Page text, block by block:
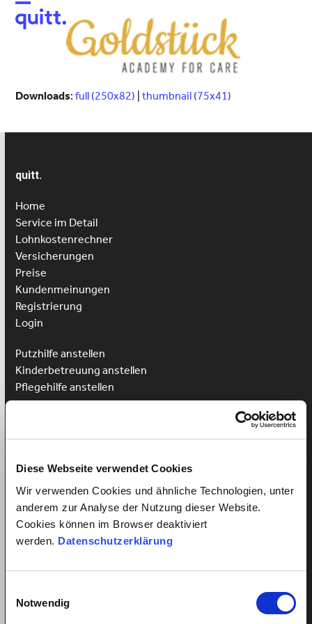
Diese Webseite verwendet Cookies
Wir verwenden Cookies und ähnliche Technologien, unter
anderem zur Analyse der Nutzung dieser Website.
Cookies können im Browser deaktiviert
werden. Datenschutzerklärung
Notwendig
Open
mobile
Close
mobile
Downloads:full (250x82) |thumbnail (75x41)
quitt.
Home
Service im Detail
Lohnkostenrechner
Versicherungen
Preise
Kundenmeinungen
Registrierung
Login
Putzhilfe anstellen
Kinderbetreuung anstellen
Pflegehilfe anstellen
Sprachkurs gewinnen
Alles über Arbeitsverhältnisse
Mindestlohn Haushaltshilfe?
Fairer Lohn Nanny